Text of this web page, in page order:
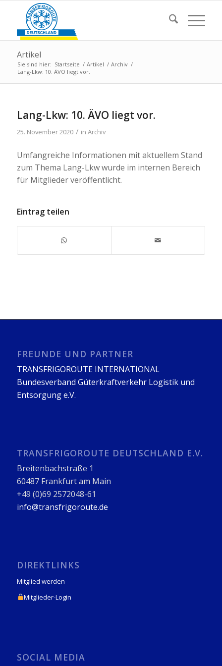
Artikel
Sie sind hier: Startseite / Artikel / Archiv /
Lang-Lkw: 10. ÄVO liegt vor.
Lang-Lkw: 10. ÄVO liegt vor.
25. November 2020 / in Archiv
Umfangreiche Informationen mit aktuellem Stand
zum Thema Lang-Lkw wurde im internen Bereich
für Mitglieder veröffentlicht.
Eintrag teilen
FREUNDE UND PARTNER
TRANSFRIGOROUTE INTERNATIONAL
Bundesverband Güterkraftverkehr Logistik und
Entsorgung e.V.
TRANSFRIGOROUTE DEUTSCHLAND E.V.
Breitenbachstraße 1
60487 Frankfurt am Main
+49 (0)69 2572048-61
info@transfrigoroute.de
DIREKTLINKS
Mitglied werden
Mitglieder-Login
SOCIAL MEDIA